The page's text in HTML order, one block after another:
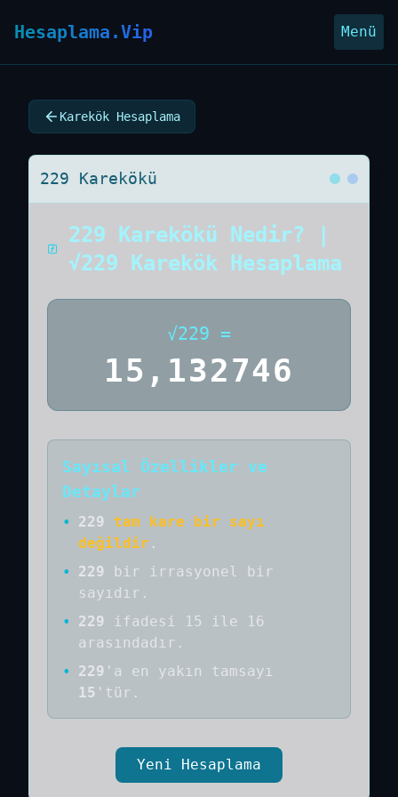
Hesaplama.Vip Menü
Karekök Hesaplama
229 Karekökü
229 Karekökü Nedir? |
√229 Karekök Hesaplama
√229 =
15,132746
Sayısal Özellikler ve
Detaylar
• 229
tam kare bir sayı
değildir .
•
229 bir
irrasyonel bir
sayıdır .
•
229
ifadesi 15 ile 16
arasındadır.
•
229 'a en yakın tamsayı
15 'tür.
Yeni Hesaplama